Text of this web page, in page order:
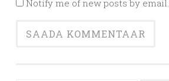
Notify me of new posts by email.